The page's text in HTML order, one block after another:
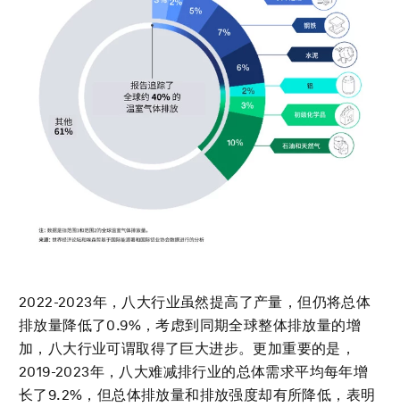
2022-2023年，八大行业虽然提高了产量，但仍将总体
排放量降低了0.9%，考虑到同期全球整体排放量的增
加，八大行业可谓取得了巨大进步。更加重要的是，
2019-2023年，八大难减排行业的总体需求平均每年增
长了9.2%，但总体排放量和排放强度却有所降低，表明